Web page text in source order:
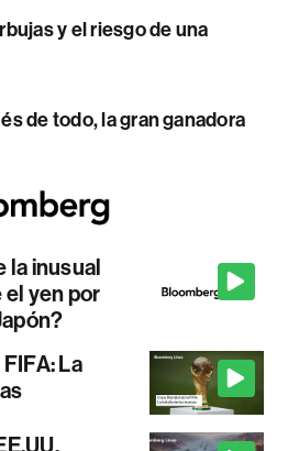
y el riesgo de una
de todo, la gran ganadora
la inusual
yen por
La